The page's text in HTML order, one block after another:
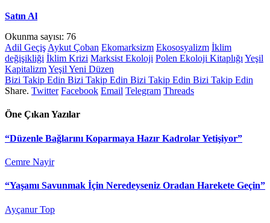
Satın Al
Okunma sayısı: 76
Adil Geçiş Aykut Çoban Ekomarksizm Ekososyalizm İklim
değişikliği İklim Krizi Marksist Ekoloji Polen Ekoloji Kitaplığı Yeşil
KapitalizmYeşil Yeni Düzen
Bizi Takip Edin Bizi Takip Edin Bizi Takip Edin Bizi Takip Edin
Share. Twitter Facebook Email Telegram Threads
Öne Çıkan Yazılar
“Düzenle Bağlarını Koparmaya Hazır Kadrolar Yetişiyor”
Cemre Nayir
“Yaşamı Savunmak İçin Neredeyseniz Oradan Harekete Geçin”
Ayçanur Top